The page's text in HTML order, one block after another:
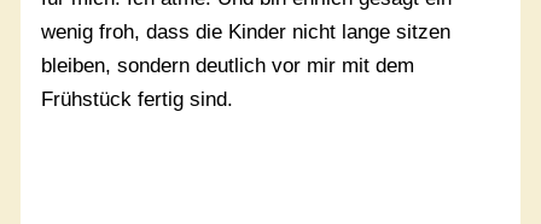
wenig froh, dass die Kinder nicht lange sitzen
bleiben, sondern deutlich vor mir mit dem
Frühstück fertig sind.